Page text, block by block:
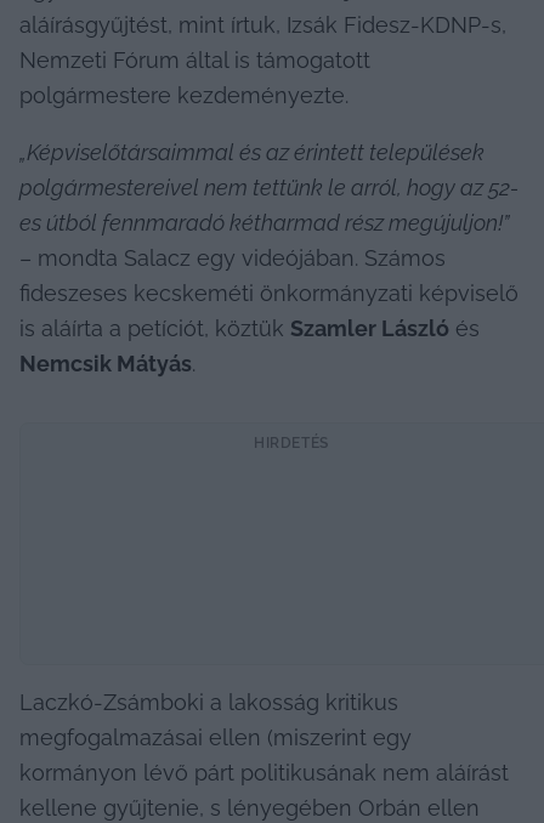
aláírásgyűjtést, mint írtuk, Izsák Fidesz-KDNP-s,
Nemzeti Fórum által is támogatott
polgármestere kezdeményezte.
„Képviselőtársaimmal és az érintett települések
polgármestereivel nem tettünk le arról, hogy az 52-
es útból fennmaradó kétharmad rész megújuljon!”
– mondta Salacz egy videójában. Számos
fideszeses kecskeméti önkormányzati képviselő
is aláírta a petíciót, köztük Szamler László
Nemcsik Mátyás.
HIRDETÉS
Laczkó-Zsámboki a lakosság kritikus
megfogalmazásai ellen (miszerint egy
kormányon lévő párt politikusának nem aláírást
kellene gyűjtenie, s lényegében Orbán ellen